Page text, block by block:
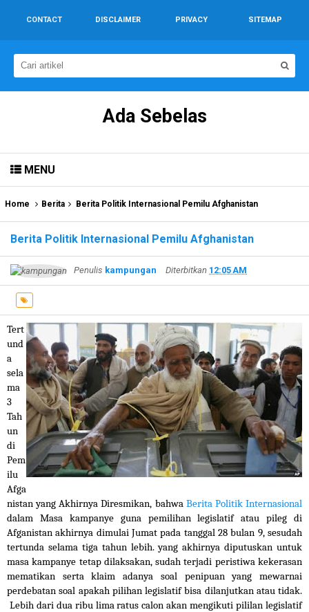
CONTACT DISCLAIMER PRIVACY SITEMAP
Ada Sebelas
MENU
Home Berita Berita Politik Internasional Pemilu Afghanistan
Berita Politik Internasional Pemilu Afghanistan
Penulis kampungan Diterbitkan 12:05 AM
Tert
und
a
sela
ma
3
Tah
un
di
Pem
ilu
Afga
nistan yang Akhirnya Diresmikan, bahwa Berita Politik Internasional
dalam Masa kampanye guna pemilihan legislatif atau pileg di
Afganistan akhirnya dimulai Jumat pada tanggal 28 bulan 9, sesudah
tertunda selama tiga tahun lebih. yang akhirnya diputuskan untuk
masa kampanye tetap dilaksakan, sudah terjadi peristiwa kekerasan
mematikan serta klaim adanya soal penipuan yang mewarnai
perdebatan soal apakah pilihan legislatif bisa dilanjutkan atau tidak.
Lebih dari dua ribu lima ratus calon akan mengikuti pililan legislatif